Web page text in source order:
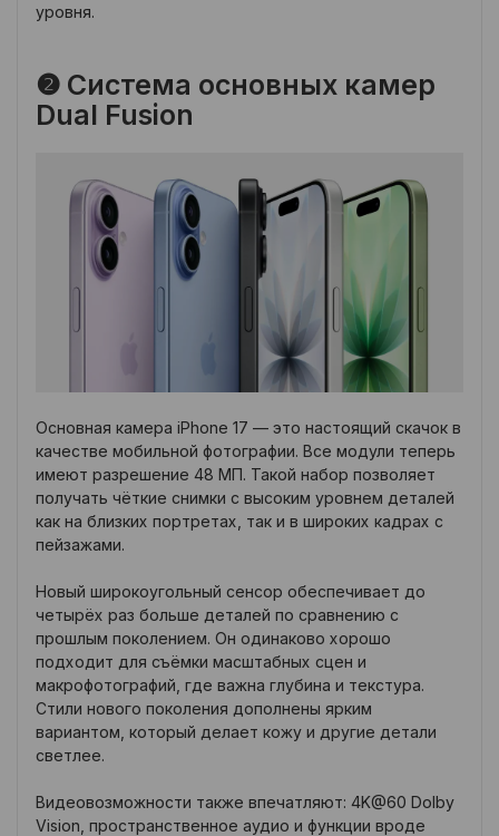
уровня.
❷ Система основных камер
Dual Fusion
Основная камера iPhone 17 — это настоящий скачок в
качестве мобильной фотографии. Все модули теперь
имеют разрешение 48 МП. Такой набор позволяет
получать чёткие снимки с высоким уровнем деталей
как на близких портретах, так и в широких кадрах с
пейзажами.
Новый широкоугольный сенсор обеспечивает до
четырёх раз больше деталей по сравнению с
прошлым поколением. Он одинаково хорошо
подходит для съёмки масштабных сцен и
макрофотографий, где важна глубина и текстура.
Стили нового поколения дополнены ярким
вариантом, который делает кожу и другие детали
светлее.
Видеовозможности также впечатляют: 4K@60 Dolby
Vision, пространственное аудио и функции вроде